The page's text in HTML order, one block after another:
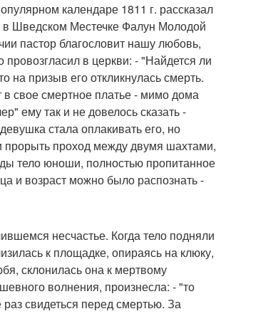
календаре 1811 г. рассказал
Шведском Местечке Фалун Молодой
пастор благословит нашу любовь,
в церкви: - "Найдется ли
призыв его откликнулась смерть.
в свое смертное платье - мимо дома
ему так и не довелось сказать -
стала оплакивать его, но
прорыть проход между двумя шахтами,
тело юноши, полностью пропитанное
и возраст можно было распознать -
несчастье. Когда тело подняли
к площадке, опираясь на клюку,
склонилась она к мертвому
волнения, произнесла: - "то
свидеться перед смертью. За